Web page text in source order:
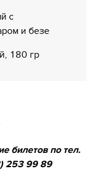
с
и безе
180 гр
билетов по тел.
253 99 89